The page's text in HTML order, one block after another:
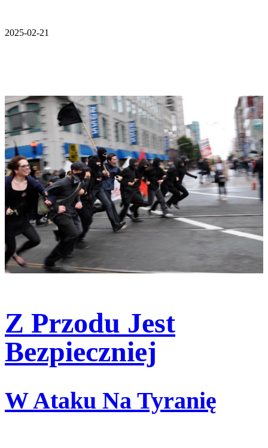
2025-02-21
Z Przodu Jest
Bezpieczniej
W Ataku Na Tyranię